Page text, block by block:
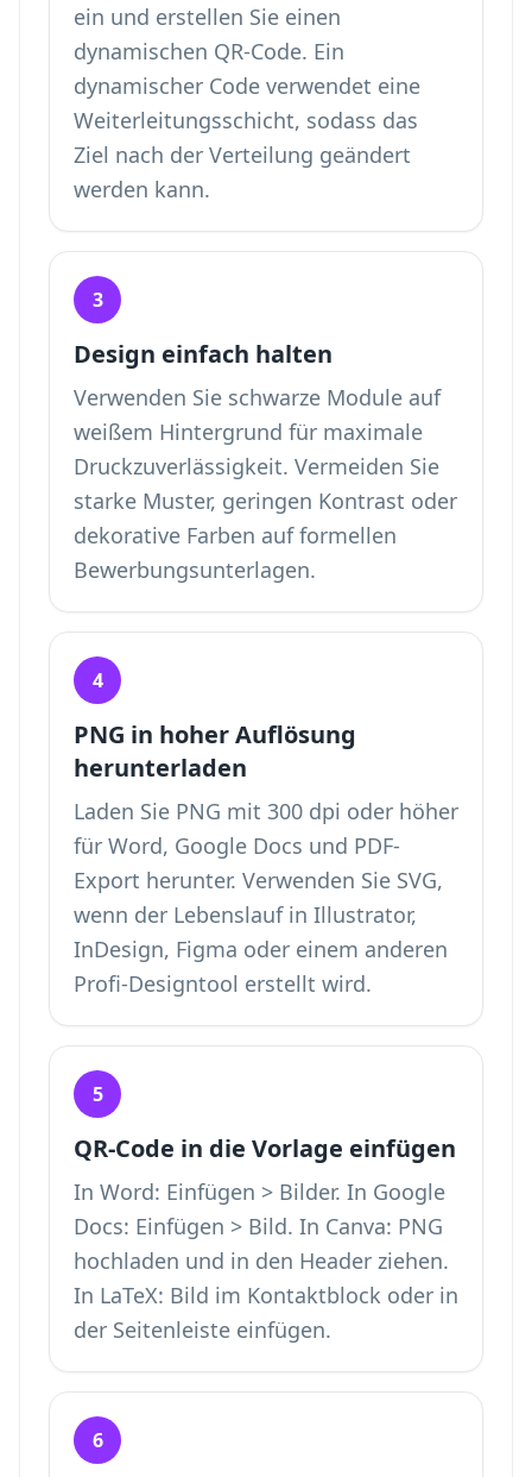
ein und erstellen Sie einen
dynamischen QR-Code. Ein
dynamischer Code verwendet eine
Weiterleitungsschicht, sodass das
Ziel nach der Verteilung geändert
werden kann.
3
Design einfach halten
Verwenden Sie schwarze Module auf
weißem Hintergrund für maximale
Druckzuverlässigkeit. Vermeiden Sie
starke Muster, geringen Kontrast oder
dekorative Farben auf formellen
Bewerbungsunterlagen.
4
PNG in hoher Auflösung
herunterladen
Laden Sie PNG mit 300 dpi oder höher
für Word, Google Docs und PDF-
Export herunter. Verwenden Sie SVG,
wenn der Lebenslauf in Illustrator,
InDesign, Figma oder einem anderen
Profi-Designtool erstellt wird.
5
QR-Code in die Vorlage einfügen
In Word: Einfügen > Bilder. In Google
Docs: Einfügen > Bild. In Canva: PNG
hochladen und in den Header ziehen.
In LaTeX: Bild im Kontaktblock oder in
der Seitenleiste einfügen.
6